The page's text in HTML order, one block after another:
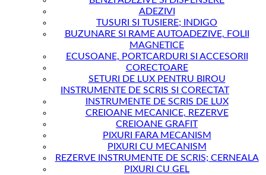
ADEZIVI
TUSURI SI TUSIERE; INDIGO
BUZUNARE SI RAME AUTOADEZIVE, FOLII
MAGNETICE
ECUSOANE, PORTCARDURI SI ACCESORII
CORECTOARE
SETURI DE LUX PENTRU BIROU
INSTRUMENTE DE SCRIS SI CORECTAT
INSTRUMENTE DE SCRIS DE LUX
CREIOANE MECANICE, REZERVE
CREIOANE GRAFIT
PIXURI FARA MECANISM
PIXURI CU MECANISM
REZERVE INSTRUMENTE DE SCRIS; CERNEALA
PIXURI CU GEL